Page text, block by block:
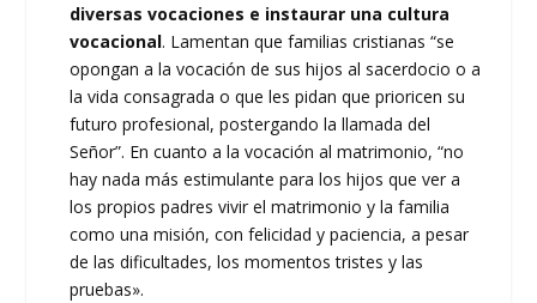
diversas vocaciones e instaurar una cultura
vocacional. Lamentan que familias cristianas “se
opongan a la vocación de sus hijos al sacerdocio o a
la vida consagrada o que les pidan que prioricen su
futuro profesional, postergando la llamada del
Señor”. En cuanto a la vocación al matrimonio, “no
hay nada más estimulante para los hijos que ver a
los propios padres vivir el matrimonio y la familia
como una misión, con felicidad y paciencia, a pesar
de las dificultades, los momentos tristes y las
pruebas».